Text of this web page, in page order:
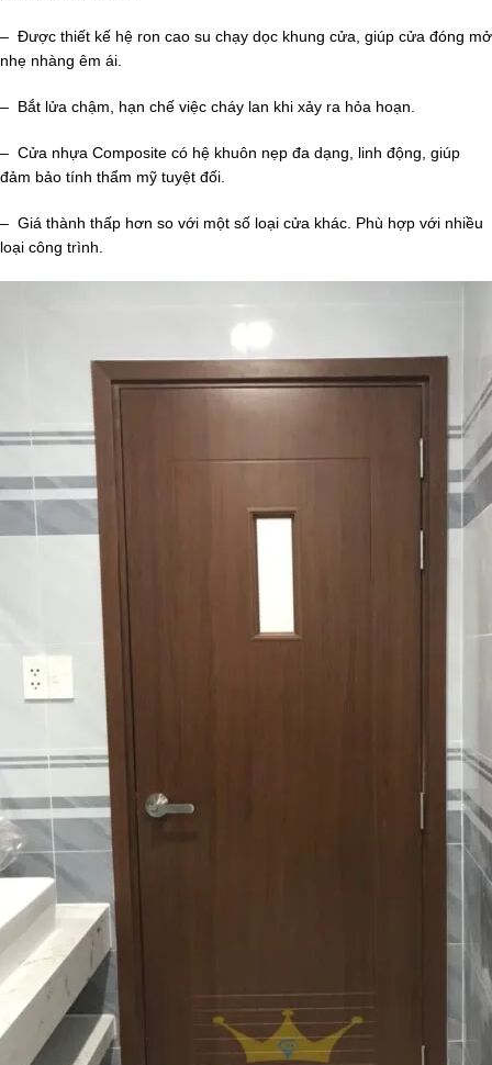
– Được thiết kế hệ ron cao su chạy dọc khung cửa, giúp cửa đóng mở
nhẹ nhàng êm ái.
– Bắt lửa chậm, hạn chế việc cháy lan khi xảy ra hỏa hoạn.
– Cửa nhựa Composite có hệ khuôn nẹp đa dạng, linh động, giúp
đảm bảo tính thẩm mỹ tuyệt đối.
– Giá thành thấp hơn so với một số loại cửa khác. Phù hợp với nhiều
loại công trình.